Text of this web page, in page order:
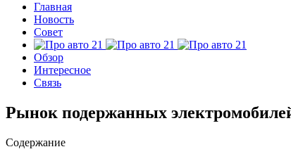
Главная
Новость
Совет
Обзор
Интересное
Связь
Рынок подержанных
Содержание